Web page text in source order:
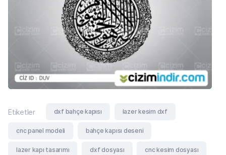
Etiketler dxf bahçe kapısı lazer kesim dxf
cnc panel modeli bahçe kapısı deseni
lazer kapı tasarımı dxf dosyası cnc kesim dosyası